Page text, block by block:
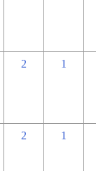
2 1
2 1